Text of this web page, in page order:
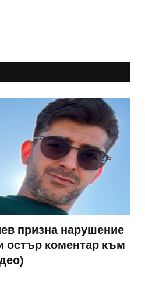
призна нарушение
остър коментар към